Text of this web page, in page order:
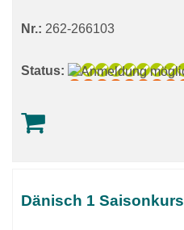
Nr.: 262-266103
Status:
Dänisch 1 Saisonkurs